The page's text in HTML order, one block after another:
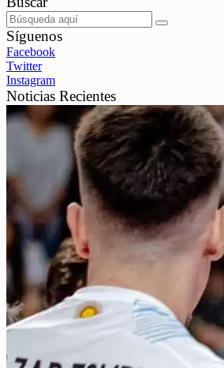
Síguenos
Facebook
Twitter
Instagram
Noticias Recientes